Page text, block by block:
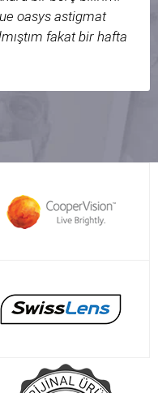
oasys astigmat
fakat bir hafta
en uygun lens bu
bulunan lensten